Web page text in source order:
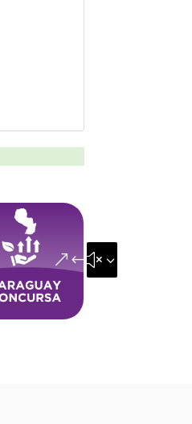
&#x35;